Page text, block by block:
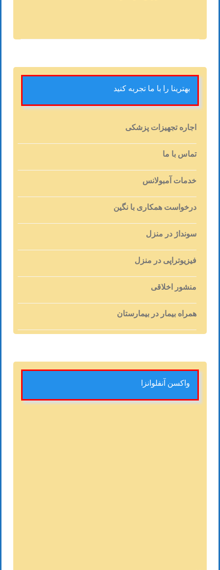
بهترینا را با ما تجربه کنید
اجاره تجهیزات پزشکی
تماس با ما
خدمات آمبولانس
درخواست همکاری با نگین
سونداژ در منزل
فیزیوتراپی در منزل
منشور اخلاقی
همراه بیمار در بیمارستان
واکسن آنفلوانزا